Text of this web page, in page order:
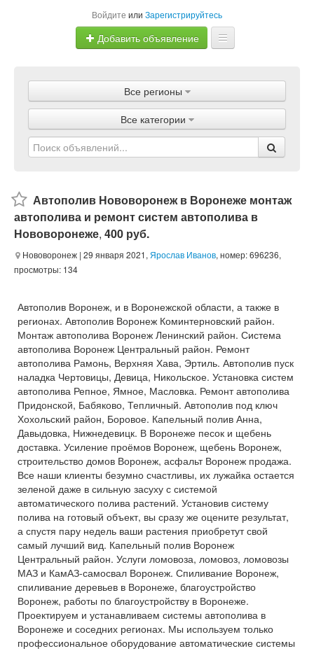
Войдите или Зарегистрируйтесь
Добавить объявление
Объявления
Магазины
Услуги
Все регионы
Все категории
Автополив Нововоронеж в Воронеже монтаж
автополива и ремонт систем автополива в
Нововоронеже, 400 руб.
Нововоронеж | 29 января 2021, Ярослав Иванов, номер: 696236,
просмотры: 134
Автополив Воронеж, и в Воронежской области, а также в
регионах. Автополив Воронеж Коминтерновский район.
Монтаж автополива Воронеж Ленинский район. Система
автополива Воронеж Центральный район. Ремонт
автополива Рамонь, Верхняя Хава, Эртиль. Автополив пуск
наладка Чертовицы, Девица, Никольское. Установка систем
автополива Репное, Ямное, Масловка. Ремонт автополива
Придонской, Бабяково, Тепличный. Автополив под ключ
Хохольский район, Боровое. Капельный полив Анна,
Давыдовка, Нижнедевицк. В Воронеже песок и щебень
доставка. Усиление проёмов Воронеж, щебень Воронеж,
строительство домов Воронеж, асфальт Воронеж продажа.
Все наши клиенты безумно счастливы, их лужайка остается
зеленой даже в сильную засуху с системой
автоматического полива растений. Установив систему
полива на готовый объект, вы сразу же оцените результат,
а спустя пару недель ваши растения приобретут свой
самый лучший вид. Капельный полив Воронеж
Центральный район. Услуги ломовоза, ломовоз, ломовозы
МАЗ и КамАЗ-самосвал Воронеж. Спиливание Воронеж,
спиливание деревьев в Воронеже, благоустройство
Воронеж, работы по благоустройству в Воронеже.
Проектируем и устанавливаем системы автополива в
Воронеже и соседних регионах. Мы используем только
профессиональное оборудование автоматические системы